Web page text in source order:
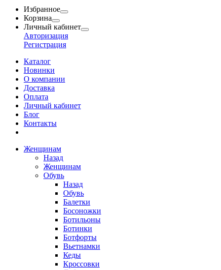
Избранное
Корзина
Личный кабинет
Авторизация
Регистрация
Каталог
Новинки
О компании
Доставка
Оплата
Личный кабинет
Блог
Контакты
Женщинам
Назад
Женщинам
Обувь
Назад
Обувь
Балетки
Босоножки
Ботильоны
Ботинки
Ботфорты
Вьетнамки
Кеды
Кроссовки